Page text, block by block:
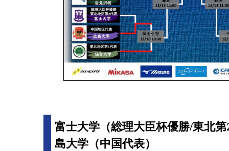
富士大学（総理大臣杯優勝/東北
島大学（中国代表）